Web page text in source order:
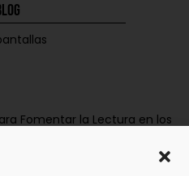
Fomentar la Lectura en los